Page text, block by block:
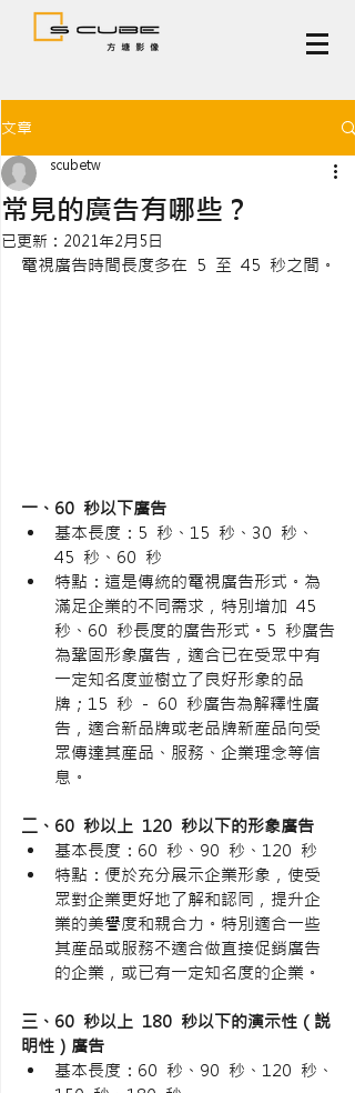
文章
常見的廣告有哪些？
scubetw
已更新： 2021年2月5日
電視廣告時間長度多在 5 至 45 秒之間。
一、60 秒以下廣告
基本長度：5 秒、15 秒、30 秒、
45 秒、60 秒
特點：這是傳統的電視廣告形式。為
滿足企業的不同需求，特別增加 45
秒、60 秒長度的廣告形式。5 秒廣告
為鞏固形象廣告，適合已在受眾中有
一定知名度並樹立了良好形象的品
牌；15 秒 - 60 秒廣告為解釋性廣
告，適合新品牌或老品牌新産品向受
眾傳達其産品、服務、企業理念等信
息。
二、60 秒以上 120 秒以下的形象廣告
基本長度：60 秒、90 秒、120 秒
特點：便於充分展示企業形象，使受
眾對企業更好地了解和認同，提升企
業的美譽度和親合力。特別適合一些
其産品或服務不適合做直接促銷廣告
的企業，或已有一定知名度的企業。
三、60 秒以上 180 秒以下的演示性（説
明性）廣告
基本長度：60 秒、90 秒、120 秒、